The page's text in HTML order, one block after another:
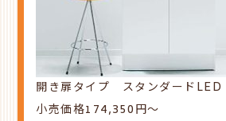
開き扉タイプ スタンダードLED
小売価格174,350円～